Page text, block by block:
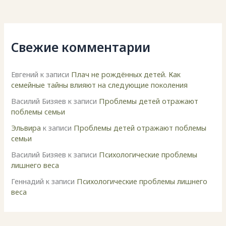
Свежие комментарии
Евгений к записи Плач не рождённых детей. Как
семейные тайны влияют на следующие поколения
Василий Бизяев к записи Проблемы детей отражают
поблемы семьи
Эльвира к записи Проблемы детей отражают поблемы
семьи
Василий Бизяев к записи Психологические проблемы
лишнего веса
Геннадий к записи Психологические проблемы лишнего
веса